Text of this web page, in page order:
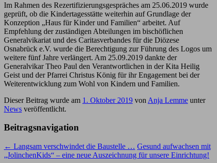
Im Rahmen des Rezertifizierungsgespräches am 25.06.2019 wurde
geprüft, ob die Kindertagesstätte weiterhin auf Grundlage der
Konzeption „Haus für Kinder und Familien“ arbeitet. Auf
Empfehlung der zuständigen Abteilungen im bischöflichen
Generalvikariat und des Caritasverbandes für die Diözese
Osnabrück e.V. wurde die Berechtigung zur Führung des Logos um
weitere fünf Jahre verlängert. Am 25.09.2019 dankte der
Generalvikar Theo Paul den Verantwortlichen in der Kita Heilig
Geist und der Pfarrei Christus König für ihr Engagement bei der
Weiterentwicklung zum Wohl von Kindern und Familien.
Dieser Beitrag wurde am 1. Oktober 2019 von Anja Lemme unter
News veröffentlicht.
Beitragsnavigation
← Langsam verschwindet die Baustelle … Gesund aufwachsen mit
„JolinchenKids“ – eine neue Auszeichnung für unsere Einrichtung!